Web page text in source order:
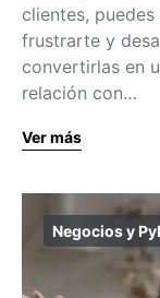
clientes,
frustrarte y
convertirlas en
relación con…
Ver más
Negocios y